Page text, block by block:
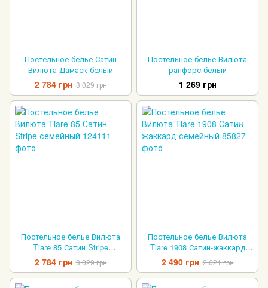
Постельное белье Сатин
Вилюта Дамаск белый
2 784 грн 3 029 грн
Постельное белье Вилюта
ранфорс белый
1 269 грн
Постельное белье Вилюта
Tiare 85 Сатин Stripe
семейный
2 784 грн 3 029 грн
Постельное белье Вилюта
Tiare 1908 Сатин-жаккард
семейный
2 490 грн 2 621 грн